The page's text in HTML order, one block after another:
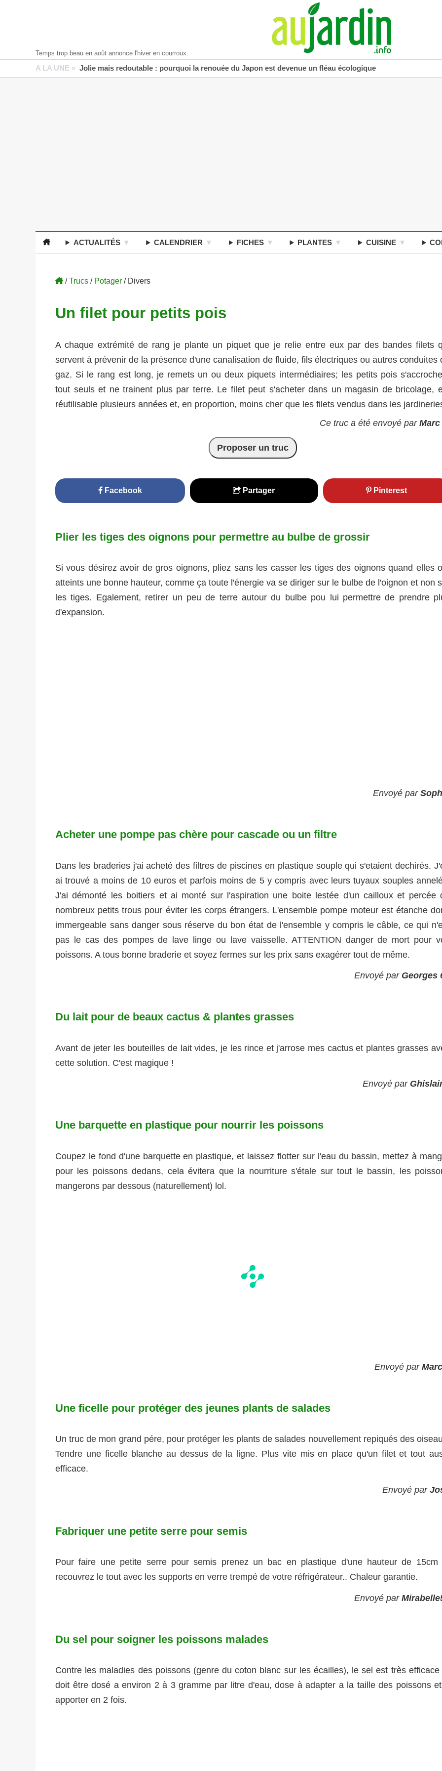
Temps trop beau en août annonce l'hiver en courroux.
A LA UNE » Jolie mais redoutable : pourquoi la renouée du Japon est devenue un fléau écologique
ACTUALITÉS CALENDRIER FICHES PLANTES CUISINE
/Trucs / Potager / Divers
Un filet pour petits pois
A chaque extrémité de rang je plante un piquet que je relie entre eux par des bandes filets
servent à prévenir de la présence d'une canalisation de fluide, fils électriques ou autres conduites
gaz. Si le rang est long, je remets un ou deux piquets intermédiaires; les petits pois
tout seuls et ne trainent plus par terre. Le filet peut s'acheter dans un magasin de bricolage,
réutilisable plusieurs années et, en proportion, moins cher que les filets vendus dans les
Ce truc a été envoyé par Marc
Proposer un truc
Facebook Partager Pinterest
Plier les tiges des oignons pour permettre au bulbe de grossir
Si vous désirez avoir de gros oignons, pliez sans les casser les tiges des oignons quand elles
atteints une bonne hauteur, comme ça toute l'énergie va se diriger sur le bulbe de l'oignon et non
les tiges. Egalement, retirer un peu de terre autour du bulbe pou lui permettre de prendre
d'expansion.
Envoyé par
Acheter une pompe pas chère pour cascade ou un filtre
Dans les braderies j'ai acheté des filtres de piscines en plastique souple qui s'etaient dechirés.
ai trouvé a moins de 10 euros et parfois moins de 5 y compris avec leurs tuyaux souples
J'ai démonté les boitiers et ai monté sur l'aspiration une boite lestée d'un cailloux et percée
nombreux petits trous pour éviter les corps étrangers. L'ensemble pompe moteur est étanche
immergeable sans danger sous réserve du bon état de l'ensemble y compris le câble, ce qui
pas le cas des pompes de lave linge ou lave vaisselle. ATTENTION danger de mort pour
poissons. A tous bonne braderie et soyez fermes sur les prix sans exagérer tout de même.
Envoyé par Georges
Du lait pour de beaux cactus & plantes grasses
Avant de jeter les bouteilles de lait vides, je les rince et j'arrose mes cactus et plantes grasses
cette solution. C'est magique !
Envoyé par
Une barquette en plastique pour nourrir les poissons
Coupez le fond d'une barquette en plastique, et laissez flotter sur l'eau du bassin, mettez à
pour les poissons dedans, cela évitera que la nourriture s'étale sur tout le bassin, les
mangerons par dessous (naturellement) lol.
Envoyé par
Une ficelle pour protéger des jeunes plants de salades
Un truc de mon grand pére, pour protéger les plants de salades nouvellement repiqués des
Tendre une ficelle blanche au dessus de la ligne. Plus vite mis en place qu'un filet et tout
efficace.
Envoyé par
Fabriquer une petite serre pour semis
Pour faire une petite serre pour semis prenez un bac en plastique d'une hauteur de 15cm
recouvrez le tout avec les supports en verre trempé de votre réfrigérateur.. Chaleur garantie.
Envoyé par
Du sel pour soigner les poissons malades
Contre les maladies des poissons (genre du coton blanc sur les écailles), le sel est très efficace
doit être dosé a environ 2 à 3 gramme par litre d'eau, dose à adapter a la taille des poissons
apporter en 2 fois.